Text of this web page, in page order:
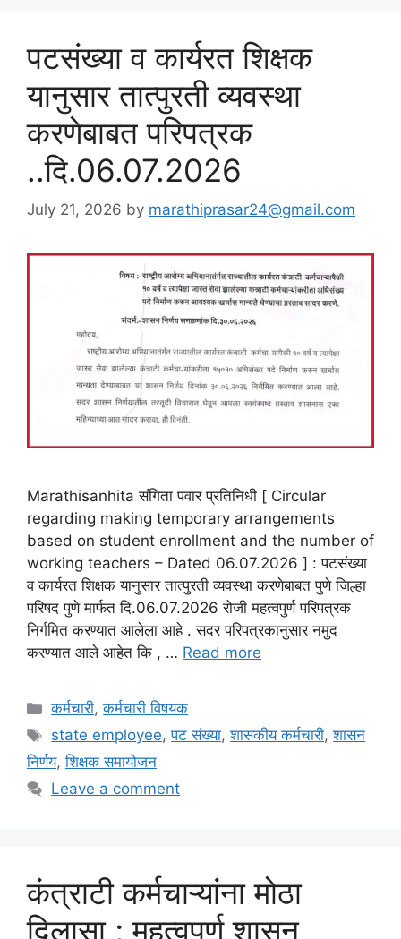
पटसंख्या व कार्यरत शिक्षक
यानुसार तात्पुरती व्यवस्था
करणेबाबत परिपत्रक
..दि.06.07.2026
July 21, 2026 by marathiprasar24@gmail.com
Marathisanhita संगिता पवार प्रतिनिधी [ Circular
regarding making temporary arrangements
based on student enrollment and the number of
working teachers – Dated 06.07.2026 ] : पटसंख्या
व कार्यरत शिक्षक यानुसार तात्पुरती व्यवस्था करणेबाबत पुणे जिल्हा
परिषद पुणे मार्फत दि.06.07.2026 रोजी महत्वपुर्ण परिपत्रक
निर्गमित करण्यात आलेला आहे . सदर परिपत्रकानुसार नमुद
करण्यात आले आहेत कि , … Read more
Categories
कर्मचारी,कर्मचारी विषयक
Tags
state employee,पट संख्या,शासकीय कर्मचारी,शासन
निर्णय,शिक्षक समायोजन
Leave a comment
कंत्राटी कर्मचाऱ्यांना मोठा
दिलासा ; महत्वपुर्ण शासन